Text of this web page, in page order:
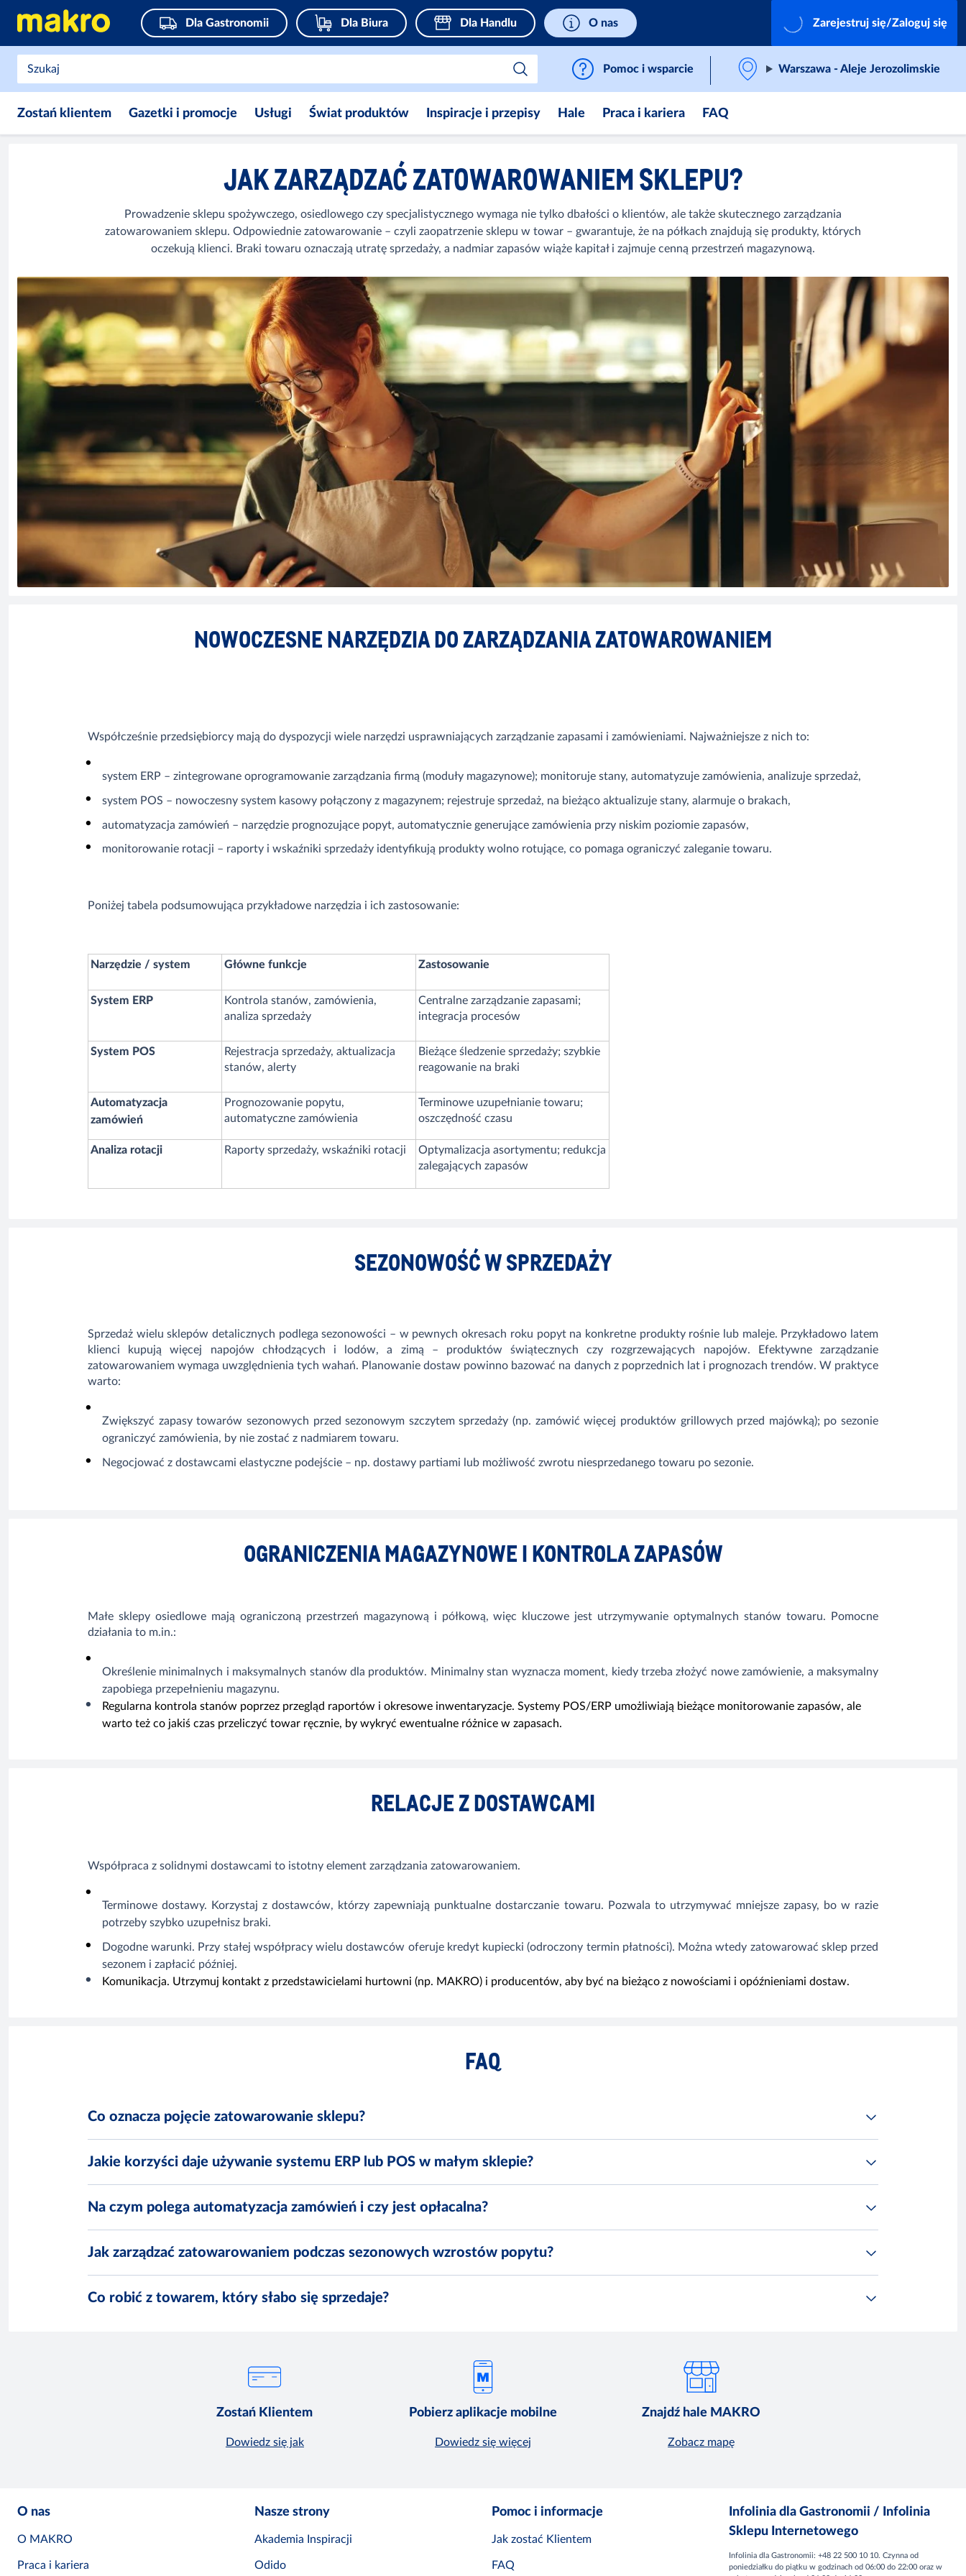
Dla Gastronomii Dla Biura Dla Handlu O nas Zarejestruj się/Zaloguj się
Pomoc i wsparcie Warszawa - Aleje Jerozolimskie
Zostań klientem Gazetki i promocje Usługi Świat produktów Inspiracje i przepisy Hale Praca i kariera FAQ
JAK ZARZĄDZAĆ ZATOWAROWANIEM SKLEPU?
Prowadzenie sklepu spożywczego, osiedlowego czy specjalistycznego wymaga nie tylko dbałości o klientów, ale także skutecznego zarządzania
zatowarowaniem sklepu. Odpowiednie zatowarowanie – czyli zaopatrzenie sklepu w towar – gwarantuje, że na półkach znajdują się produkty, których
oczekują klienci. Braki towaru oznaczają utratę sprzedaży, a nadmiar zapasów wiąże kapitał i zajmuje cenną przestrzeń magazynową.
NOWOCZESNE NARZĘDZIA DO ZARZĄDZANIA ZATOWAROWANIEM
Współcześnie przedsiębiorcy mają do dyspozycji wiele narzędzi usprawniających zarządzanie zapasami i zamówieniami. Najważniejsze z nich to:
system ERP – zintegrowane oprogramowanie zarządzania firmą (moduły magazynowe); monitoruje stany, automatyzuje zamówienia, analizuje sprzedaż,
system POS – nowoczesny system kasowy połączony z magazynem; rejestruje sprzedaż, na bieżąco aktualizuje stany, alarmuje o brakach,
automatyzacja zamówień – narzędzie prognozujące popyt, automatycznie generujące zamówienia przy niskim poziomie zapasów,
monitorowanie rotacji – raporty i wskaźniki sprzedaży identyfikują produkty wolno rotujące, co pomaga ograniczyć zaleganie towaru.
Poniżej tabela podsumowująca przykładowe narzędzia i ich zastosowanie:
Narzędzie / system Główne funkcje Zastosowanie
System ERP
Kontrola stanów, zamówienia,
analiza sprzedaży
Centralne zarządzanie zapasami;
integracja procesów
System POS
Rejestracja sprzedaży, aktualizacja
stanów, alerty
Bieżące śledzenie sprzedaży; szybkie
reagowanie na braki
Automatyzacja
zamówień
Prognozowanie popytu,
automatyczne zamówienia
Terminowe uzupełnianie towaru;
oszczędność czasu
Analiza rotacji Raporty sprzedaży, wskaźniki rotacji
Optymalizacja asortymentu; redukcja
zalegających zapasów
SEZONOWOŚĆ W SPRZEDAŻY
Sprzedaż wielu sklepów detalicznych podlega sezonowości – w pewnych okresach roku popyt na konkretne produkty rośnie lub maleje. Przykładowo latem
klienci kupują więcej napojów chłodzących i lodów, a zimą – produktów świątecznych czy rozgrzewających napojów. Efektywne zarządzanie
zatowarowaniem wymaga uwzględnienia tych wahań. Planowanie dostaw powinno bazować na danych z poprzednich lat i prognozach trendów. W praktyce
warto:
Zwiększyć zapasy towarów sezonowych przed sezonowym szczytem sprzedaży (np. zamówić więcej produktów grillowych przed majówką); po sezonie
ograniczyć zamówienia, by nie zostać z nadmiarem towaru.
Negocjować z dostawcami elastyczne podejście – np. dostawy partiami lub możliwość zwrotu niesprzedanego towaru po sezonie.
OGRANICZENIA MAGAZYNOWE I KONTROLA ZAPASÓW
Małe sklepy osiedlowe mają ograniczoną przestrzeń magazynową i półkową, więc kluczowe jest utrzymywanie optymalnych stanów towaru. Pomocne
działania to m.in.:
Określenie minimalnych i maksymalnych stanów dla produktów. Minimalny stan wyznacza moment, kiedy trzeba złożyć nowe zamówienie, a maksymalny
zapobiega przepełnieniu magazynu.
Regularna kontrola stanów poprzez przegląd raportów i okresowe inwentaryzacje. Systemy POS/ERP umożliwiają bieżące monitorowanie zapasów, ale
warto też co jakiś czas przeliczyć towar ręcznie, by wykryć ewentualne różnice w zapasach.
RELACJE Z DOSTAWCAMI
Współpraca z solidnymi dostawcami to istotny element zarządzania zatowarowaniem.
Terminowe dostawy. Korzystaj z dostawców, którzy zapewniają punktualne dostarczanie towaru. Pozwala to utrzymywać mniejsze zapasy, bo w razie
potrzeby szybko uzupełnisz braki.
Dogodne warunki. Przy stałej współpracy wielu dostawców oferuje kredyt kupiecki (odroczony termin płatności). Można wtedy zatowarować sklep przed
sezonem i zapłacić później.
Komunikacja. Utrzymuj kontakt z przedstawicielami hurtowni (np. MAKRO) i producentów, aby być na bieżąco z nowościami i opóźnieniami dostaw.
FAQ
Co oznacza pojęcie zatowarowanie sklepu?
Jakie korzyści daje używanie systemu ERP lub POS w małym sklepie?
Na czym polega automatyzacja zamówień i czy jest opłacalna?
Jak zarządzać zatowarowaniem podczas sezonowych wzrostów popytu?
Co robić z towarem, który słabo się sprzedaje?
Zostań Klientem
Dowiedz się jak
Pobierz aplikacje mobilne
Dowiedz się więcej
Znajdź hale MAKRO
Zobacz mapę
O nas
O MAKRO
Praca i kariera
Nasze strony
Akademia Inspiracji
Odido
Pomoc i informacje
Jak zostać Klientem
FAQ
Infolinia dla Gastronomii / Infolinia
Sklepu Internetowego
Infolinia dla Gastronomii: +48 22 500 10 10. Czynna od
poniedziałku do piątku w godzinach od 06:00 do 22:00 oraz w